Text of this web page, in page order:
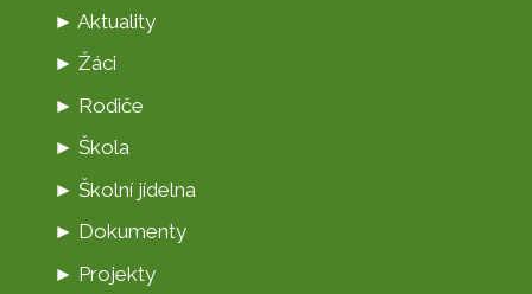
► Aktuality
► Žáci
► Rodiče
► Škola
► Školní jídelna
► Dokumenty
► Projekty